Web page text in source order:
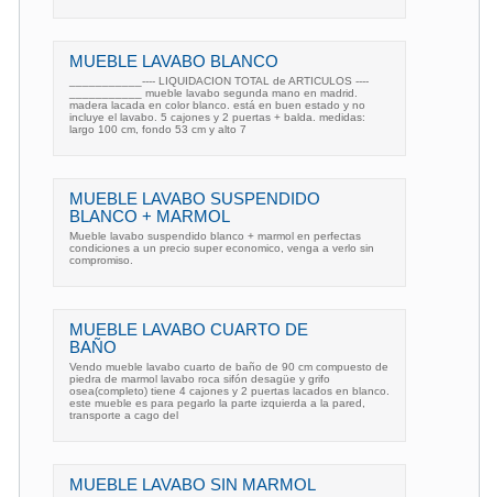
MUEBLE LAVABO BLANCO
___________---- LIQUIDACION TOTAL de ARTICULOS ----
___________ mueble lavabo segunda mano en madrid.
madera lacada en color blanco. está en buen estado y no
incluye el lavabo. 5 cajones y 2 puertas + balda. medidas:
largo 100 cm, fondo 53 cm y alto 7
MUEBLE LAVABO SUSPENDIDO
BLANCO + MARMOL
Mueble lavabo suspendido blanco + marmol en perfectas
condiciones a un precio super economico, venga a verlo sin
compromiso.
MUEBLE LAVABO CUARTO DE
BAÑO
Vendo mueble lavabo cuarto de baño de 90 cm compuesto de
piedra de marmol lavabo roca sifón desagüe y grifo
osea(completo) tiene 4 cajones y 2 puertas lacados en blanco.
este mueble es para pegarlo la parte izquierda a la pared,
transporte a cago del
MUEBLE LAVABO SIN MARMOL